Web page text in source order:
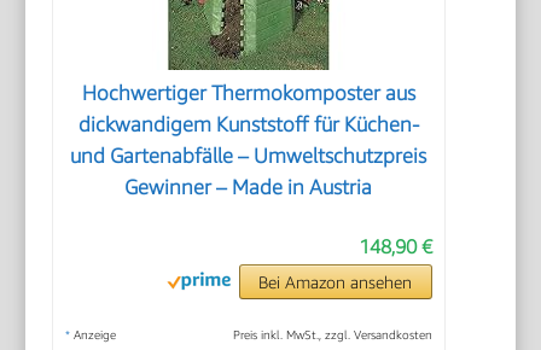
Hochwertiger Thermokomposter aus
dickwandigem Kunststoff für Küchen-
und Gartenabfälle – Umweltschutzpreis
Gewinner – Made in Austria
148,90 €
Bei Amazon ansehen
* Anzeige Preis inkl. MwSt., zzgl. Versandkosten